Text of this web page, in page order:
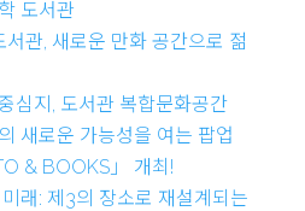
도서관
관, 새로운 만화 공간으로 젊
심지, 도서관 복합문화공간
새로운 가능성을 여는 팝업
& BOOKS」 개최!
래: 제3의 장소로 재설계되는